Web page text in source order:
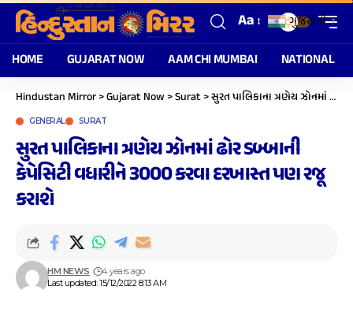
Aa
HOME GUJARAT NOW AAM CHI MUMBAI NATIONAL
Hindustan Mirror>Gujarat Now>Surat>સુરત પાલિકાના ત્રણેય ઝોનમાં ઢોર ડબ્બાની કેપેસિટી વધારીને 3000 કરવા દરખાસ્ત પણ રજૂ કરાશે
GENERAL SURAT
સુરત પાલિકાના ત્રણેય ઝોનમાં ઢોર ડબ્બાની
કેપેસિટી વધારીને 3000 કરવા દરખાસ્ત પણ રજૂ
કરાશે
Last updated: 15/12/2022 8:13 AM
HM NEWS 4 years ago
ગુજરાતી ▼